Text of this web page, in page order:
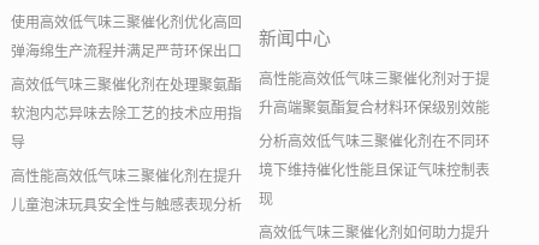
使用高效低气味三聚催化剂优化高回
弹海绵生产流程并满足严苛环保出口
高效低气味三聚催化剂在处理聚氨酯
软泡内芯异味去除工艺的技术应用指
导
高性能高效低气味三聚催化剂在提升
儿童泡沫玩具安全性与触感表现分析
新闻中心
高性能高效低气味三聚催化剂对于提
升高端聚氨酯复合材料环保级别效能
分析高效低气味三聚催化剂在不同环
境下维持催化性能且保证气味控制表
现
高效低气味三聚催化剂如何助力提升